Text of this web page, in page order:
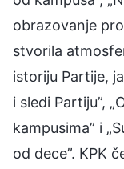
obrazovanje
stvorila
istoriju Partije,
i sledi Partiju”,
kampusima” i
od dece”. KPK